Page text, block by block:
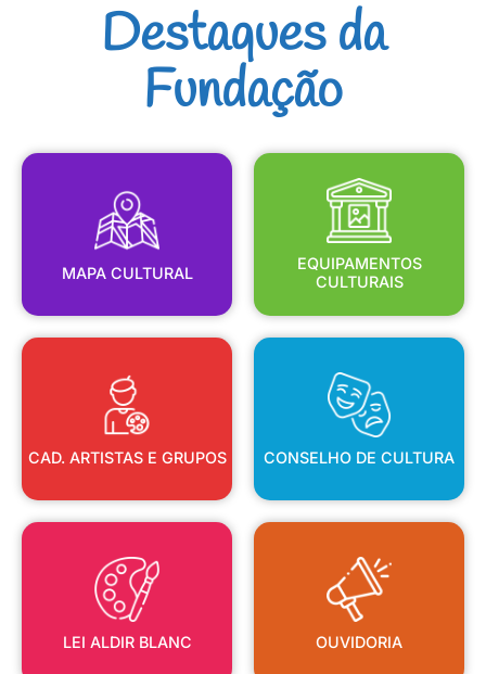
Destaques da
Fundação
MAPA CULTURAL
MAPA CULTURAL
EQUIPAMENTOS
CULTURAIS
EQUIPAMENTOS
CULTURAIS
CAD. ARTISTAS E GRUPOS
CAD. ARTISTAS E GRUPOS
CONSELHO DE CULTURA
CONSELHO DE CULTURA
LEI ALDIR BLANC
LEI ALDIR BLANC
OUVIDORIA
OUVIDORIA